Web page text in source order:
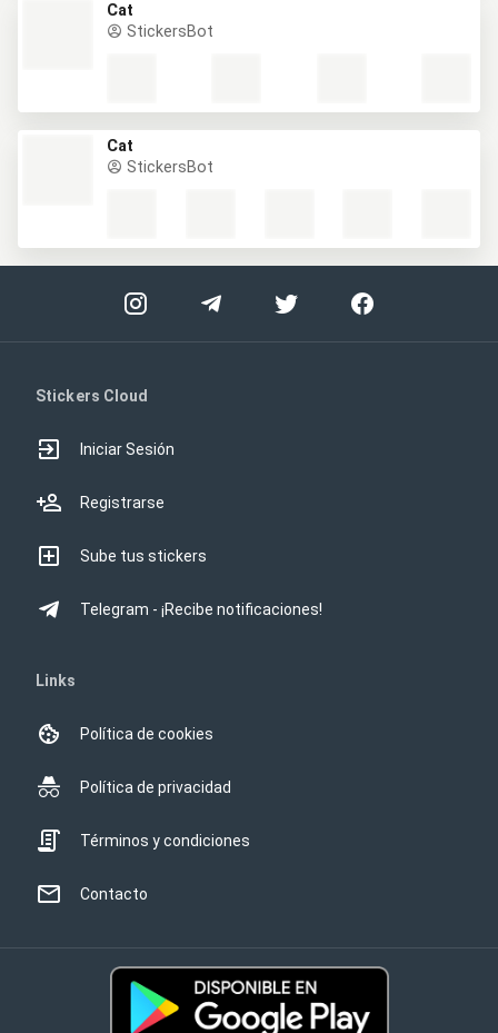
Cat
StickersBot
Cat
StickersBot
Stickers Cloud
Iniciar Sesión
Registrarse
Sube tus stickers
Telegram - ¡Recibe notificaciones!
Links
Política de cookies
Política de privacidad
Términos y condiciones
Contacto